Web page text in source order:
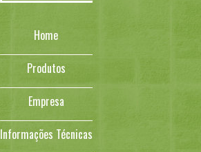
Home
Produtos
Empresa
Informações Técnicas